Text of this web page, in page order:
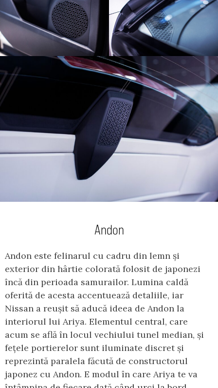
Andon
Andon este felinarul cu cadru din lemn și
exterior din hârtie colorată folosit de japonezi
încă din perioada samurailor. Lumina caldă
oferită de acesta accentuează detaliile, iar
Nissan a reușit să aducă ideea de Andon la
interiorul lui Ariya. Elementul central, care
acum se află în locul vechiului tunel median, și
fețele portierelor sunt iluminate discret și
reprezintă paralela făcută de constructorul
japonez cu Andon. E modul în care Ariya te va